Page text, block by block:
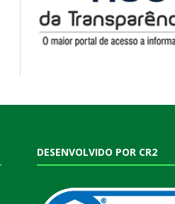
DESENVOLVIDO POR CR2